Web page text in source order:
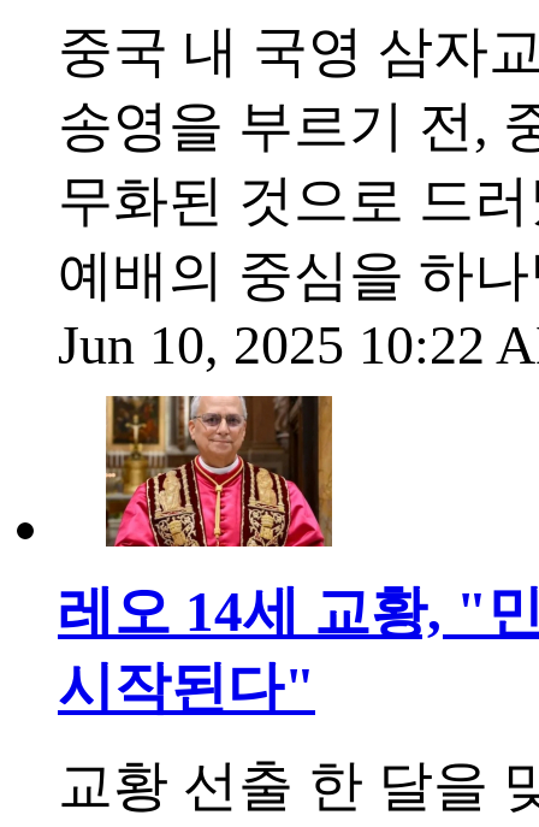
중국 내 국영 삼자
송영을 부르기 전,
무화된 것으로 드
예배의 중심을 하
Jun 10, 2025 10:22
레오 14세 교황, "
시작된다"
교황 선출 한 달을